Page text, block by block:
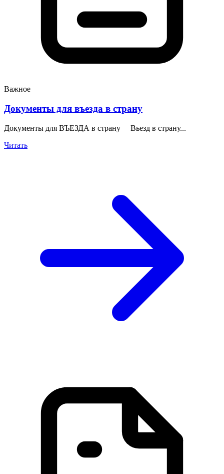
Важное
Документы для въезда в страну
Документы для ВЪЕЗДА в страну Вьезд в страну...
Читать